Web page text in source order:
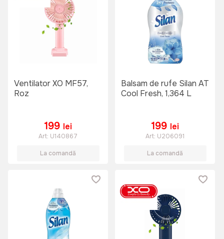
Ventilator XO MF57,
Roz
199 lei
Art: U140867
La comandă
Balsam de rufe Silan AT
Cool Fresh, 1,364 L
199 lei
Art: U206091
La comandă